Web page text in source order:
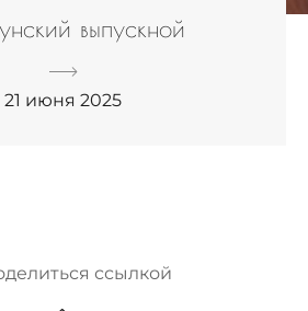
выпускной
21 июня 2025
ссылкой